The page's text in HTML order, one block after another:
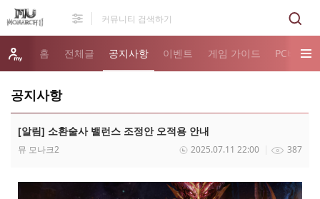
홈 전체글 공지사항 이벤트 게임 가이드 PC버전
공지사항
[알림] 소환술사 밸런스 조정안 오적용 안내
뮤 모나크2 387
2025.07.11 22:00